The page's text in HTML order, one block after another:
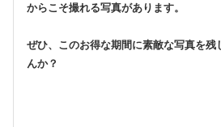
からこそ撮れる写真があります。
ぜひ、このお得な期間に素敵な写真を残
んか？